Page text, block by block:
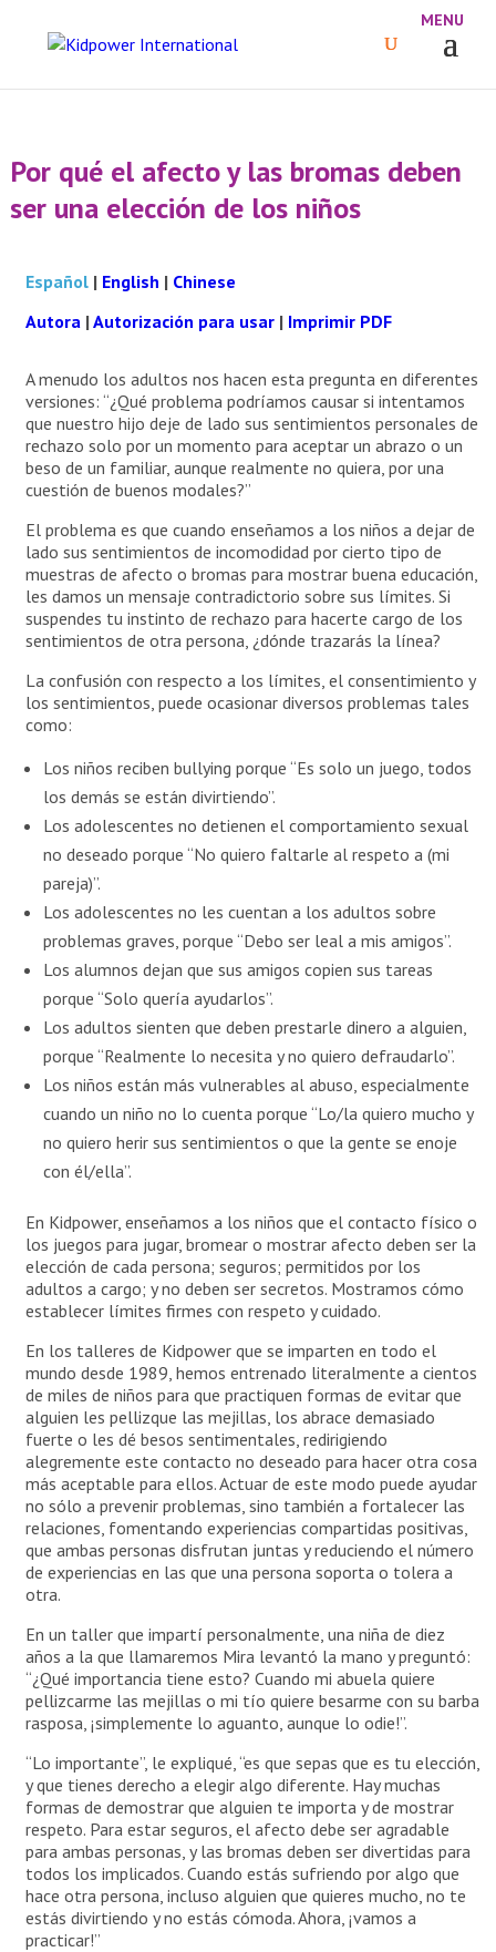
Por qué el afecto y las bromas deben
ser una elección de los niños
Español | English | Chinese
Autora|Autorización para usar| Imprimir PDF
A menudo los adultos nos hacen esta pregunta en diferentes
versiones: “¿Qué problema podríamos causar si intentamos
que nuestro hijo deje de lado sus sentimientos personales de
rechazo solo por un momento para aceptar un abrazo o un
beso de un familiar, aunque realmente no quiera, por una
cuestión de buenos modales?”
El problema es que cuando enseñamos a los niños a dejar de
lado sus sentimientos de incomodidad por cierto tipo de
muestras de afecto o bromas para mostrar buena educación,
les damos un mensaje contradictorio sobre sus límites. Si
suspendes tu instinto de rechazo para hacerte cargo de los
sentimientos de otra persona, ¿dónde trazarás la línea?
La confusión con respecto a los límites, el consentimiento y
los sentimientos, puede ocasionar diversos problemas tales
como:
Los niños reciben bullying porque “Es solo un juego, todos
los demás se están divirtiendo”.
Los adolescentes no detienen el comportamiento sexual
no deseado porque “No quiero faltarle al respeto a (mi
pareja)”.
Los adolescentes no les cuentan a los adultos sobre
problemas graves, porque “Debo ser leal a mis amigos”.
Los alumnos dejan que sus amigos copien sus tareas
porque “Solo quería ayudarlos”.
Los adultos sienten que deben prestarle dinero a alguien,
porque “Realmente lo necesita y no quiero defraudarlo”.
Los niños están más vulnerables al abuso, especialmente
cuando un niño no lo cuenta porque “Lo/la quiero mucho y
no quiero herir sus sentimientos o que la gente se enoje
con él/ella”.
En Kidpower, enseñamos a los niños que el contacto físico o
los juegos para jugar, bromear o mostrar afecto deben ser la
elección de cada persona; seguros; permitidos por los
adultos a cargo; y no deben ser secretos. Mostramos cómo
establecer límites firmes con respeto y cuidado.
En los talleres de Kidpower que se imparten en todo el
mundo desde 1989, hemos entrenado literalmente a cientos
de miles de niños para que practiquen formas de evitar que
alguien les pellizque las mejillas, los abrace demasiado
fuerte o les dé besos sentimentales, redirigiendo
alegremente este contacto no deseado para hacer otra cosa
más aceptable para ellos. Actuar de este modo puede ayudar
no sólo a prevenir problemas, sino también a fortalecer las
relaciones, fomentando experiencias compartidas positivas,
que ambas personas disfrutan juntas y reduciendo el número
de experiencias en las que una persona soporta o tolera a
otra.
En un taller que impartí personalmente, una niña de diez
años a la que llamaremos Mira levantó la mano y preguntó:
“¿Qué importancia tiene esto? Cuando mi abuela quiere
pellizcarme las mejillas o mi tío quiere besarme con su barba
rasposa, ¡simplemente lo aguanto, aunque lo odie!”.
“Lo importante”, le expliqué, “es que sepas que es tu elección,
y que tienes derecho a elegir algo diferente. Hay muchas
formas de demostrar que alguien te importa y de mostrar
respeto. Para estar seguros, el afecto debe ser agradable
para ambas personas, y las bromas deben ser divertidas para
todos los implicados. Cuando estás sufriendo por algo que
hace otra persona, incluso alguien que quieres mucho, no te
estás divirtiendo y no estás cómoda. Ahora, ¡vamos a
practicar!”